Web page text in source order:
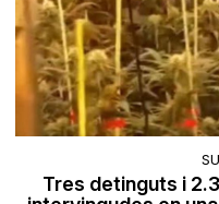
Tres detinguts i